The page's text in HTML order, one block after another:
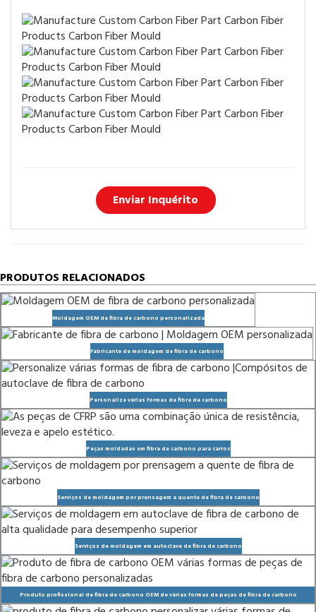
Enviar Inquérito
PRODUTOS RELACIONADOS
Moldagem OEM de fibra de carbono personalizada
Fabricante de moldagem de fibra de carbono
Personalize várias formas de fibra de carbono
Peças moldadas em fibra de carbono para carros
Serviços de moldagem por prensagem a quente de fibra de carbono
Serviços de moldagem em autoclave de fibra de carbono
Produto profissional de fibra de carbono OEM de várias formas de peças de fibra de carbono